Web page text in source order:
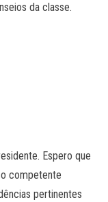
da classe.
Espero que
competente
pertinentes